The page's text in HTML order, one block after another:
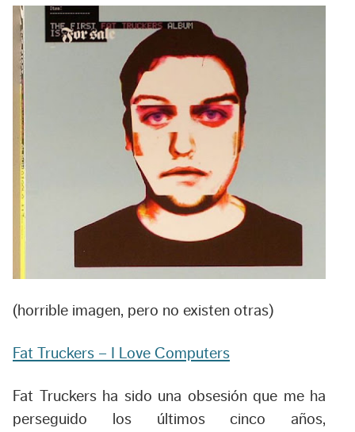
(horrible imagen, pero no existen otras)
Fat Truckers – I Love Computers
Fat Truckers ha sido una obsesión que me ha
perseguido los últimos cinco años,